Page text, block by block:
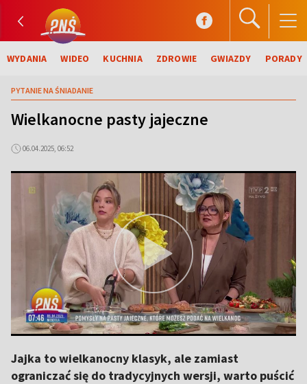
WYDANIA WIDEO KUCHNIA ZDROWIE GWIAZDY PORADY
PYTANIE NA ŚNIADANIE
Wielkanocne pasty jajeczne
06.04.2025, 06:52
Jajka to wielkanocny klasyk, ale zamiast
ograniczać się do tradycyjnych wersji, warto puścić